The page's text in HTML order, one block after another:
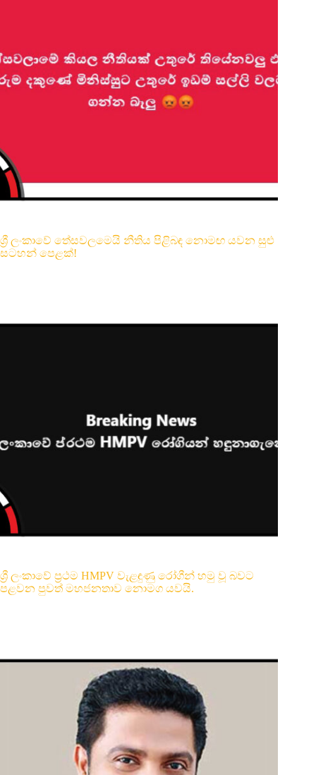
ශ්‍රී ලංකාවේ තේසවලමෙයි නීතිය පිළිබඳ නොමඟ යවන සුළු
සටහන් පෙළක්!
ශ්‍රී ලංකාවේ ප්‍රථම HMPV වැළඳුණු රෝගීන් හමු වූ බවට
පළවන පුවත් මහජනතාව නොමග යවයි.